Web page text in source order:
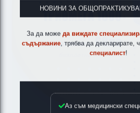
НОВИНИ ЗА
За да може да виждате
съдържание , трябва да декларирате,
специалист!
Аз съм медицински